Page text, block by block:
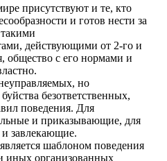
присутствуют и те, кто
и готов нести за
действующими от 2-го и
общество с его нормами и
но
безответственных,
поведения. Для
и приказывающие, для
и завлекающие.
шаблоном поведения
иных организованных